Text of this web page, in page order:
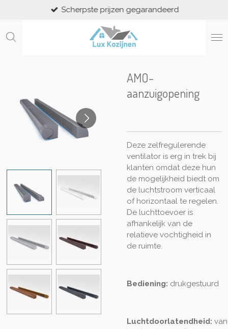
naar
Scherpste prijzen gegarandeerd
AMO-
aanzuigopening
Deze zelfregulerende
ventilator is erg in trek bij
klanten omdat deze hun
de mogelijkheid biedt om
de luchtstroom verticaal
of horizontaal te regelen.
De luchttoevoer is
afhankelijk van de
relatieve vochtigheid in
de ruimte.
Bediening: drukgestuurd
Luchtdoorlatendheid: van